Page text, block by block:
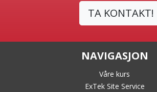
TA KONTAKT!
NAVIGASJON
Våre kurs
ExTek Site Service